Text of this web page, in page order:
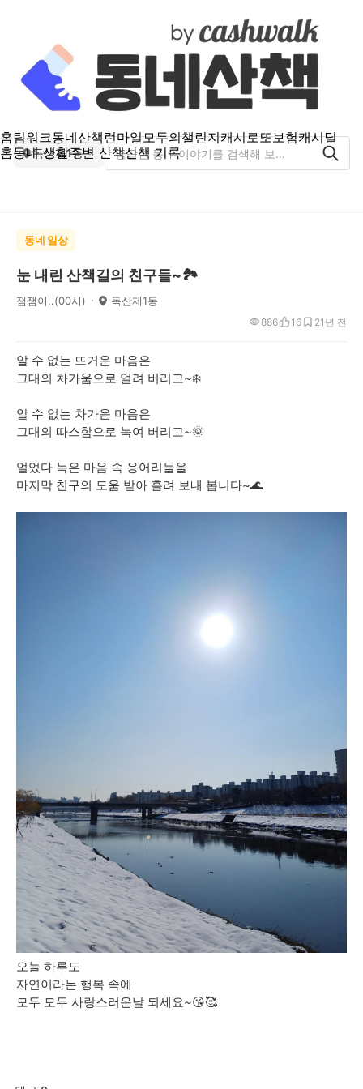
홈팀워크동네산책런마일모두의챌린지캐시로또보험캐시딜
홈동네 생활주변 산책산책 기록
독산제1동
동네 일상
눈 내린 산책길의 친구들~🏞
잼잼이..(00시) 독산제1동
1년 전
886 16 2
알 수 없는 뜨거운 마음은
그대의 차가움으로 얼려 버리고~❄️
알 수 없는 차가운 마음은
그대의 따스함으로 녹여 버리고~🌞
얼었다 녹은 마음 속 응어리들을
마지막 친구의 도움 받아 흘려 보내 봅니다~🌊
오늘 하루도
자연이라는 행복 속에
모두 모두 사랑스러운날 되세요~😘🥰